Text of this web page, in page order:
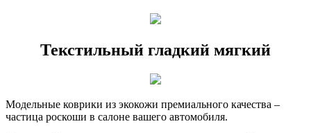
Текстильный гладкий мягкий
Модельные коврики из экокожи премиального качества –
частица роскоши в салоне вашего автомобиля.